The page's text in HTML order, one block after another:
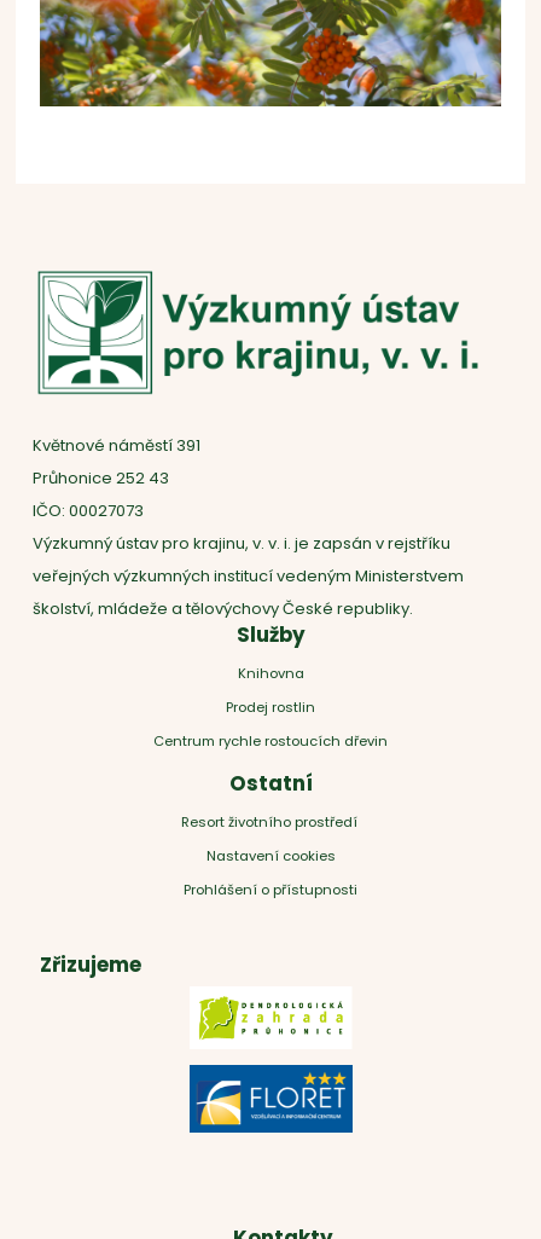
Květnové náměstí 391
Průhonice 252 43
IČO: 00027073
Výzkumný ústav pro krajinu, v. v. i. je zapsán v rejstříku
veřejných výzkumných institucí vedeným Ministerstvem
školství, mládeže a tělovýchovy České republiky.
Služby
Knihovna
Prodej rostlin
Centrum rychle rostoucích dřevin
Ostatní
Resort životního prostředí
Nastavení cookies
Prohlášení o přístupnosti
Zřizujeme